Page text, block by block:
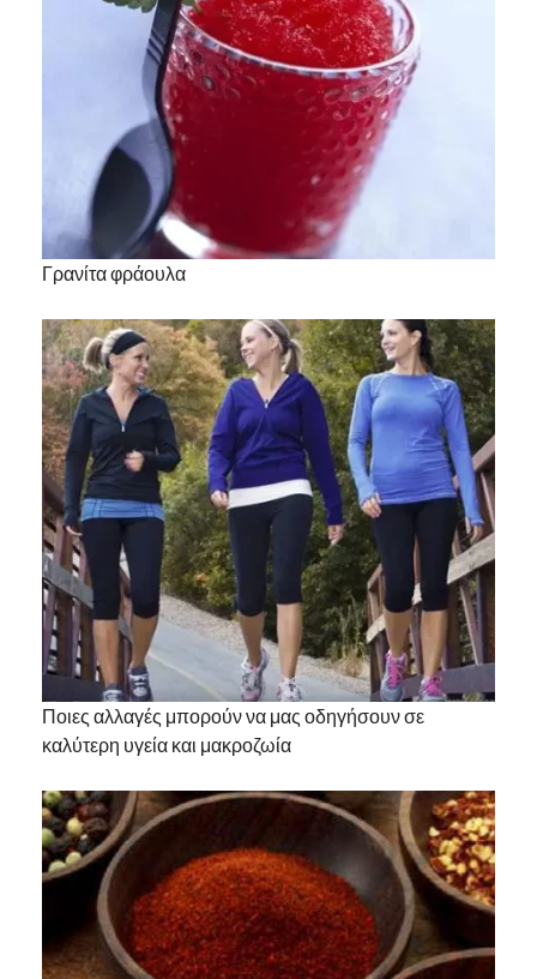
Γρανίτα φράουλα
Ποιες αλλαγές μπορούν να μας οδηγήσουν σε
καλύτερη υγεία και μακροζωία